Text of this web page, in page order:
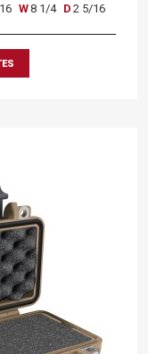
W8 1/4 D 2 5/16